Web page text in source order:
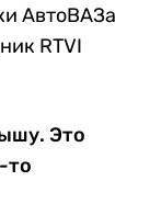
АвтоВАЗа
RTVI
Это
то